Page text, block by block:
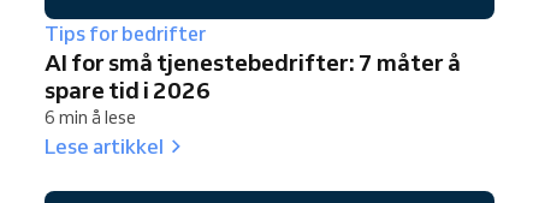
Tips for bedrifter
AI for små tjenestebedrifter: 7 måter å
spare tid i 2026
6 min å lese
Lese artikkel